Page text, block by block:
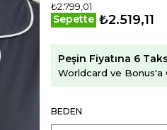
₺2.799,01
Sepette ₺2.519,11
Peşin Fiyatına 6
Worldcard ve Bonus'a
BEDEN